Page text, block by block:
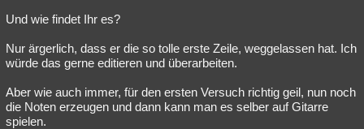
Und wie findet Ihr es?
Nur ärgerlich, dass er die so tolle erste Zeile, weggelassen hat. Ich
würde das gerne editieren und überarbeiten.
Aber wie auch immer, für den ersten Versuch richtig geil, nun noch
die Noten erzeugen und dann kann man es selber auf Gitarre
spielen.